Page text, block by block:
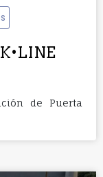
de Puerta